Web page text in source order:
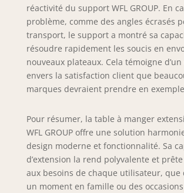
réactivité du support WFL GROUP. En
problème, comme des angles écrasés
transport, le support a montré sa
résoudre rapidement les soucis en
nouveaux plateaux. Cela témoigne
envers la satisfaction client que
marques devraient prendre en
Pour résumer, la table à manger
WFL GROUP offre une solution
design moderne et fonctionnalité. Sa
d’extension la rend polyvalente et
aux besoins de chaque utilisateur, que
un moment en famille ou des